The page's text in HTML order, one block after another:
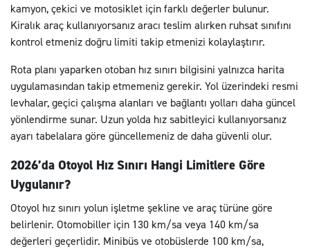
kamyon, çekici ve motosiklet için farklı değerler bulunur.
Kiralık araç kullanıyorsanız aracı teslim alırken ruhsat sınıfını
kontrol etmeniz doğru limiti takip etmenizi kolaylaştırır.
Rota planı yaparken otoban hız sınırı bilgisini yalnızca harita
uygulamasından takip etmemeniz gerekir. Yol üzerindeki resmi
levhalar, geçici çalışma alanları ve bağlantı yolları daha güncel
yönlendirme sunar. Uzun yolda hız sabitleyici kullanıyorsanız
ayarı tabelalara göre güncellemeniz de daha güvenli olur.
2026’da Otoyol Hız Sınırı Hangi Limitlere Göre
Uygulanır?
Otoyol hız sınırı yolun işletme şekline ve araç türüne göre
belirlenir. Otomobiller için 130 km/sa veya 140 km/sa
değerleri geçerlidir. Minibüs ve otobüslerde 100 km/sa,